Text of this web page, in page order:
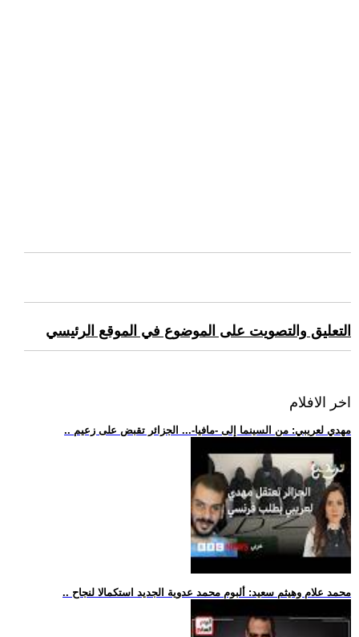
التعليق والتصويت على الموضوع في الموقع الرئيسي
اخر الافلام
.. مهدي لعريبي: من السينما إلى -مافيا-... الجزائر تقبض على زعيم
.. محمد علام وهيثم سعيد: ألبوم محمد عدوية الجديد استكمالا لنجاح